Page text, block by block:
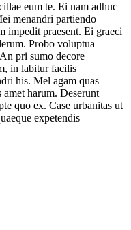
eum te. Ei nam adhuc
menandri partiendo
impedit praesent. Ei graeci
Probo voluptua
pri sumo decore
in labitur facilis
his. Mel agam quas
harum. Deserunt
quo ex. Case urbanitas ut
expetendis